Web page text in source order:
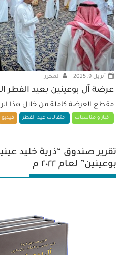
أبريل 9, 2025 المحرر
عرضة آل بوعينين بعيد الفطر المبارك
مقطع العرضة كاملة من خلال هذا
أخبار و مناسبات احتفالات عيد الفطر فيديو
تقرير صندوق “ذرية خليد
بوعينين” لعام ٢٠٢٢ م